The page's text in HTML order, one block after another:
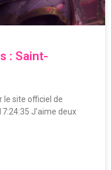
: Saint-
le site officiel de
J’aime deux